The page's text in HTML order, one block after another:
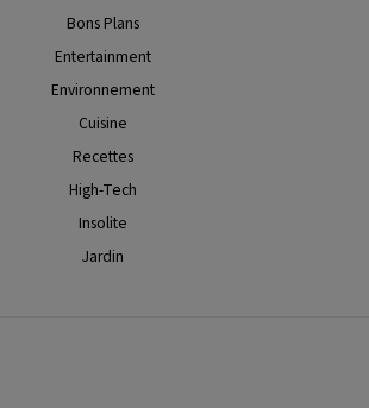
Bons Plans
Entertainment
Environnement
Cuisine
Recettes
High-Tech
Insolite
Jardin